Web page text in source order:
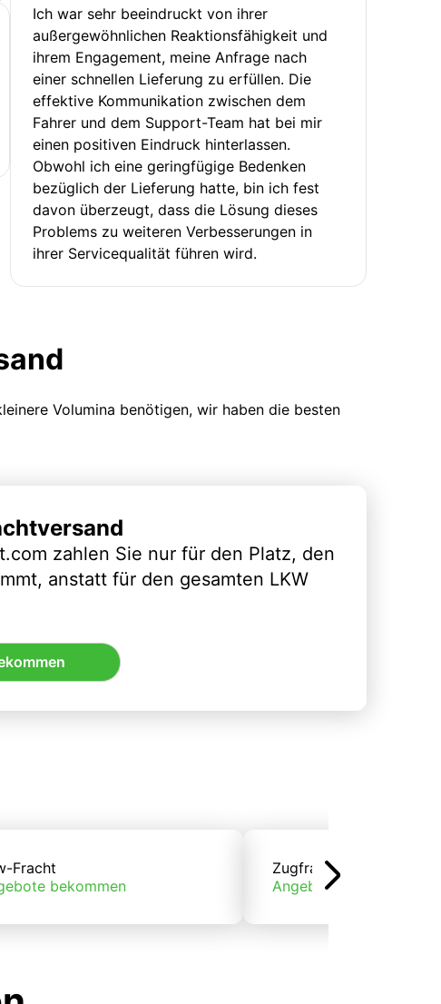
Ich war sehr beeindruckt von ihrer
außergewöhnlichen Reaktionsfähigkeit und
ihrem Engagement, meine Anfrage nach
einer schnellen Lieferung zu erfüllen. Die
effektive Kommunikation zwischen dem
Fahrer und dem Support-Team hat bei mir
einen positiven Eindruck hinterlassen.
Obwohl ich eine geringfügige Bedenken
bezüglich der Lieferung hatte, bin ich fest
davon überzeugt, dass die Lösung dieses
Problems zu weiteren Verbesserungen in
ihrer Servicequalität führen wird.
Volumina benötigen, wir haben die besten
zahlen Sie nur für den Platz, den
anstatt für den gesamten LKW
Fracht
bekommen
Zugfracht
Angebote bekommen